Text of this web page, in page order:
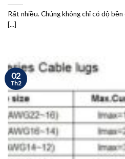
Rất nhiều. Chúng không chỉ có độ
[...]
02
Th2